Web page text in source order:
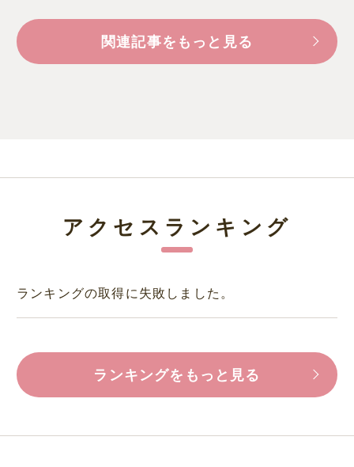
関連記事をもっと見る
アクセスランキング
ランキングの取得に失敗しました。
ランキングをもっと見る